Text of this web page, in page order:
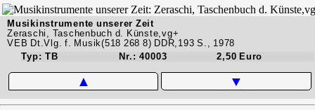
Musikinstrumente unserer Zeit
Zeraschi, Taschenbuch d. Künste,vg+
VEB Dt.Vlg. f. Musik(518 268 8) DDR,193 S., 1978
Typ: TB
Nr.: 40003 2,50 Euro
▲ ▼